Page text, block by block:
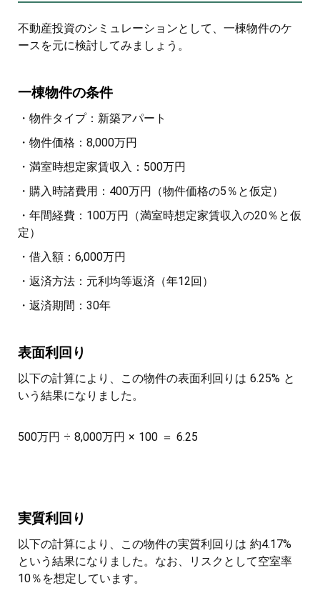
不動産投資のシミュレーションとして、一棟物件のケ
ースを元に検討してみましょう。
一棟物件の条件
・物件タイプ：新築アパート
・物件価格：8,000万円
・満室時想定家賃収入：500万円
・購入時諸費用：400万円（物件価格の5％と仮定）
・年間経費：100万円（満室時想定家賃収入の20％と仮
定）
・借入額：6,000万円
・返済方法：元利均等返済（年12回）
・返済期間：30年
表面利回り
以下の計算により、この物件の表面利回りは 6.25% と
いう結果になりました。
500万円 ÷ 8,000万円 × 100 ＝ 6.25
実質利回り
以下の計算により、この物件の実質利回りは 約4.17%
という結果になりました。なお、リスクとして空室率
10％を想定しています。